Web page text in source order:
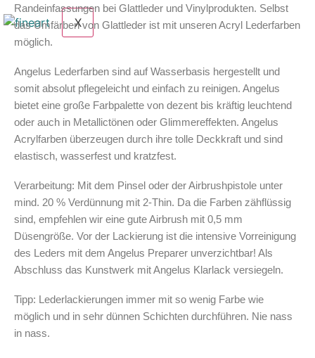
X
Randeinfassungen bei Glattleder und Vinylprodukten. Selbst
das Umfärben von Glattleder ist mit unseren Acryl Lederfarben
möglich.
Angelus Lederfarben sind auf Wasserbasis hergestellt und
somit absolut pflegeleicht und einfach zu reinigen. Angelus
bietet eine große Farbpalette von dezent bis kräftig leuchtend
oder auch in Metallictönen oder Glimmereffekten. Angelus
Acrylfarben überzeugen durch ihre tolle Deckkraft und sind
elastisch, wasserfest und kratzfest.
Verarbeitung: Mit dem Pinsel oder der Airbrushpistole unter
mind. 20 % Verdünnung mit 2-Thin. Da die Farben zähflüssig
sind, empfehlen wir eine gute Airbrush mit 0,5 mm
Düsengröße. Vor der Lackierung ist die intensive Vorreinigung
des Leders mit dem Angelus Preparer unverzichtbar! Als
Abschluss das Kunstwerk mit Angelus Klarlack versiegeln.
Tipp: Lederlackierungen immer mit so wenig Farbe wie
möglich und in sehr dünnen Schichten durchführen. Nie nass
in nass.